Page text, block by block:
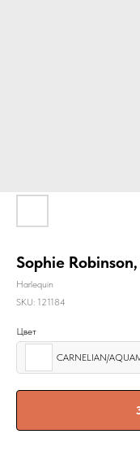
Sophie
Harlequin
SKU: 121184
Цвет
CARNELIAN/